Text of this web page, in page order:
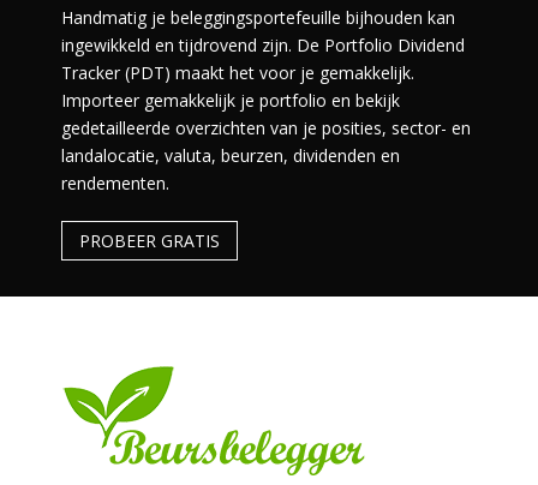
Handmatig je beleggingsportefeuille bijhouden kan
ingewikkeld en tijdrovend zijn. De Portfolio Dividend
Tracker (PDT) maakt het voor je gemakkelijk.
Importeer gemakkelijk je portfolio en bekijk
gedetailleerde overzichten van je posities, sector- en
landalocatie, valuta, beurzen, dividenden en
rendementen.
PROBEER GRATIS